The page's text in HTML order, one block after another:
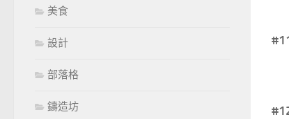
美食
設計
部落格
鑄造坊